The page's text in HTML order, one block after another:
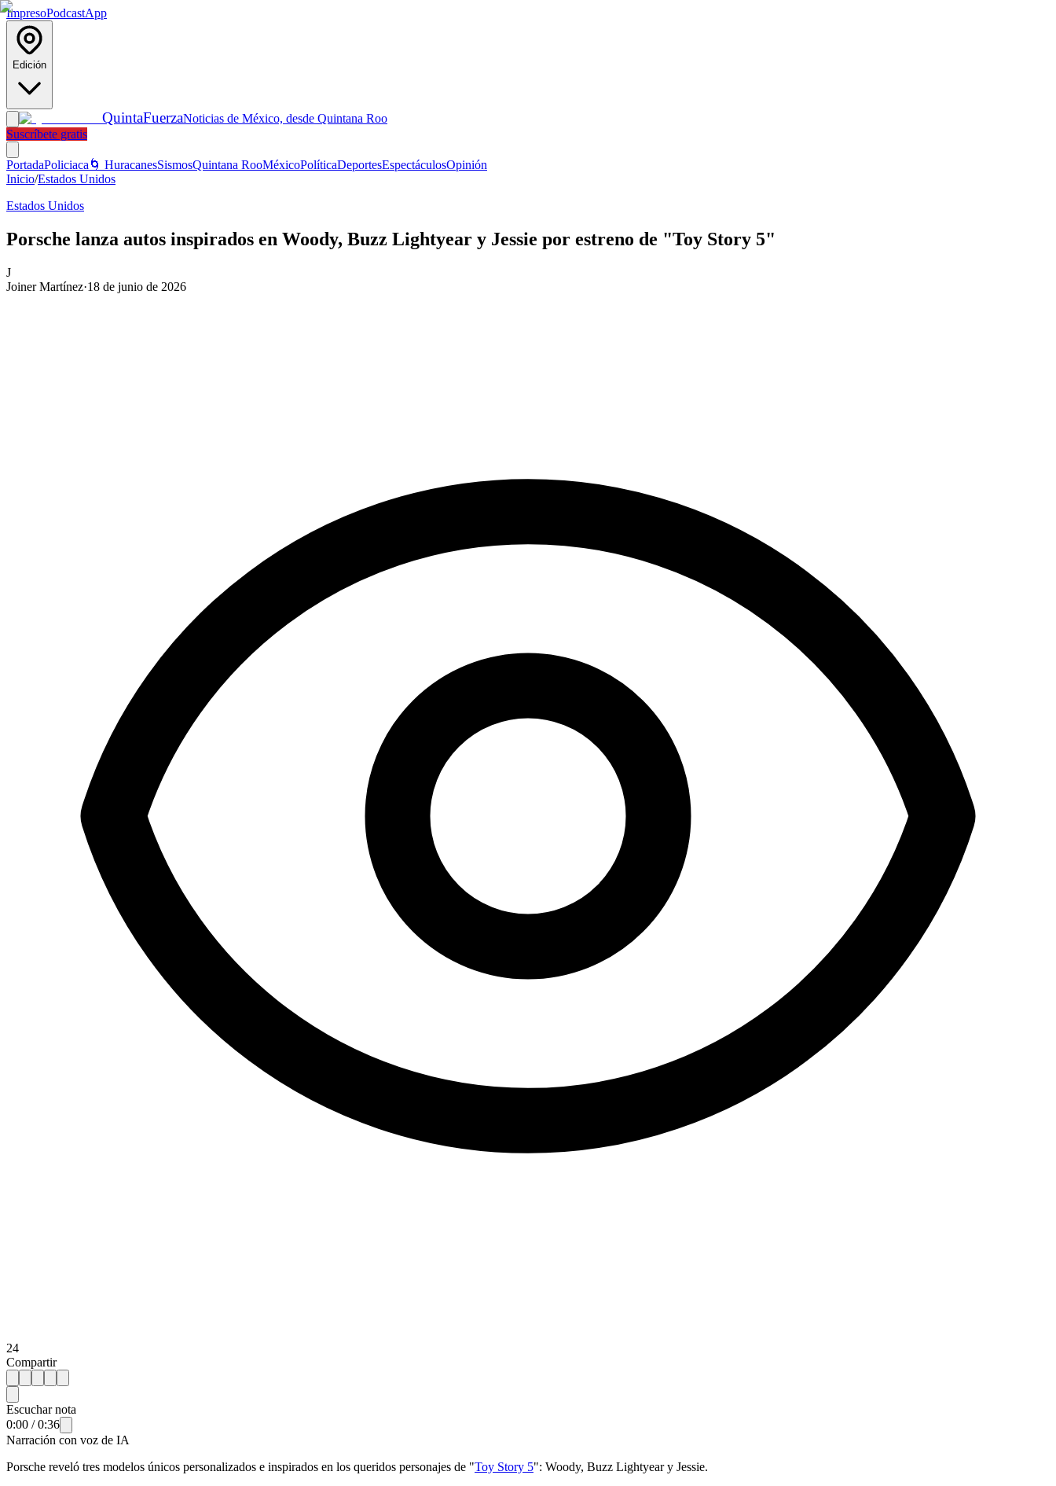
ImpresoPodcastApp
Edición
QuintaFuerzaNoticias de México, desde Quintana Roo
Suscríbete gratis
PortadaPoliciaca 🌀 HuracanesSismosQuintana RooMéxicoPolíticaDeportesEspectáculosOpinión
Inicio/Estados Unidos
Estados Unidos
Porsche lanza autos inspirados en Woody, Buzz Lightyear y Jessie por estreno de "Toy Story 5"
J
Joiner Martínez·18 de junio de 2026
24
Compartir
Escuchar nota
0:00 /0:36
Narración con voz de IA
Porsche reveló tres modelos únicos personalizados e inspirados en los queridos personajes de "Toy Story 5": Woody, Buzz Lightyear y Jessie.